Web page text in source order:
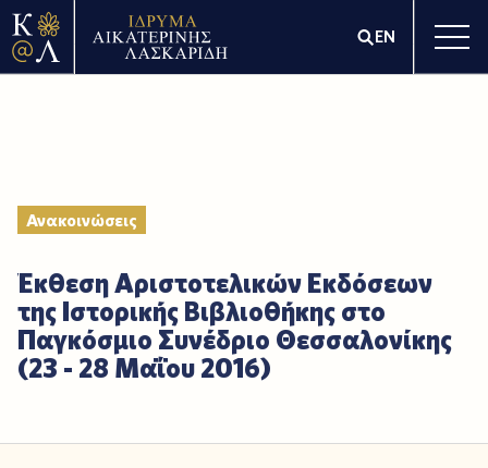
EN
Ανακοινώσεις
Έκθεση Αριστοτελικών Εκδόσεων
της Ιστορικής Βιβλιοθήκης στο
Παγκόσμιο Συνέδριο Θεσσαλονίκης
(23 - 28 Μαΐου 2016)